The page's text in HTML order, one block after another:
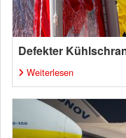
Defekter
Weiterlesen